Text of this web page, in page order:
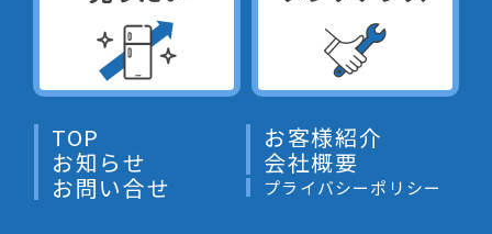
TOP お客様紹介
お知らせ 会社概要
お問い合せ プライバシーポリシー